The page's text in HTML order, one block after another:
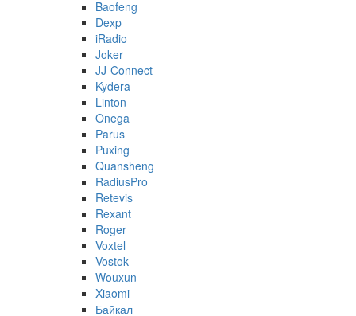
Baofeng
Dexp
iRadio
Joker
JJ-Connect
Kydera
Linton
Onega
Parus
Puxing
Quansheng
RadiusPro
Retevis
Rexant
Roger
Voxtel
Vostok
Wouxun
Xiaomi
Байкал